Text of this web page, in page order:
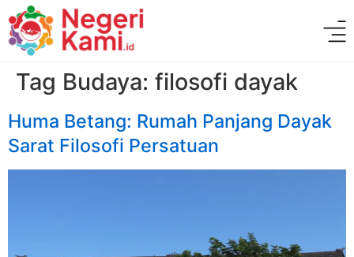
Tag Budaya: filosofi dayak
Huma Betang: Rumah Panjang Dayak
Sarat Filosofi Persatuan